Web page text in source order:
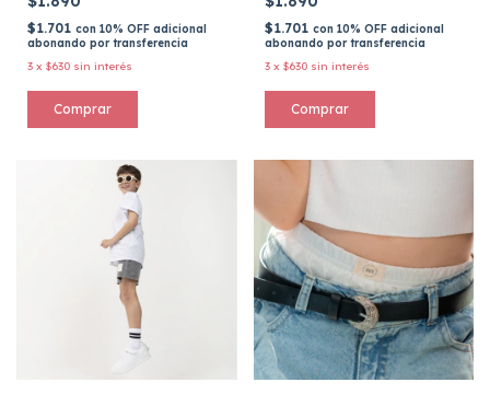
$1.701 con 10% OFF adicional
abonando por transferencia
3 x $630 sin interés
$1.701 con 10% OFF adicional
abonando por transferencia
3 x $630 sin interés